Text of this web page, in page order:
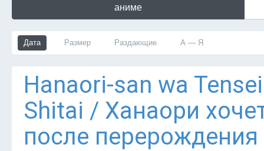
аниме
Дата Размер Раздающие А — Я
Hanaori-san wa
Shitai / Ханаори
после